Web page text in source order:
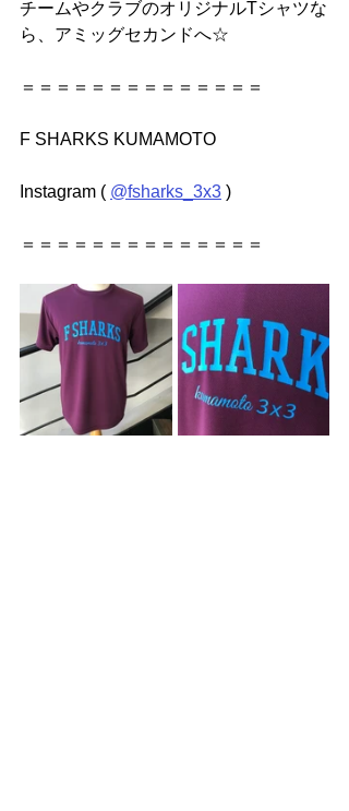
チームやクラブのオリジナルTシャツな
ら、アミッグセカンドへ☆
＝＝＝＝＝＝＝＝＝＝＝＝＝＝
F SHARKS KUMAMOTO
Instagram ( @fsharks_3x3 )
＝＝＝＝＝＝＝＝＝＝＝＝＝＝